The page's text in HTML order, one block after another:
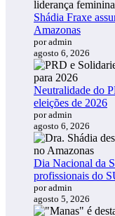
Shádia Fraxe
Amazonas
por admin
agosto 6, 2026
Neutralidade do
eleições de 2026
por admin
agosto 6, 2026
Dia Nacional da
profissionais do
por admin
agosto 5, 2026